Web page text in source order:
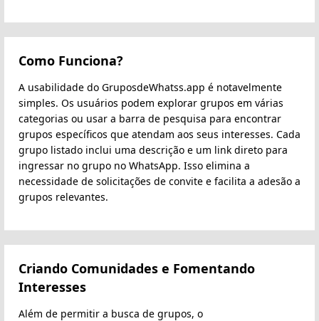
Como Funciona?
A usabilidade do GruposdeWhatss.app é notavelmente
simples. Os usuários podem explorar grupos em várias
categorias ou usar a barra de pesquisa para encontrar
grupos específicos que atendam aos seus interesses. Cada
grupo listado inclui uma descrição e um link direto para
ingressar no grupo no WhatsApp. Isso elimina a
necessidade de solicitações de convite e facilita a adesão a
grupos relevantes.
Criando Comunidades e Fomentando
Interesses
Além de permitir a busca de grupos, o